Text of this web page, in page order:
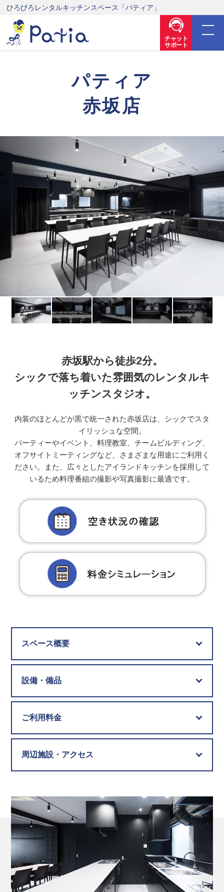
ひろびろレンタルキッチンスペース「パティア」
チャット
サポート
パティア
赤坂店
赤坂駅から徒歩2分。
シックで落ち着いた雰囲気のレンタルキ
ッチンスタジオ。
内装のほとんどが黒で統一された赤坂店は、シックでスタ
イリッシュな空間。
パーティーやイベント、料理教室、チームビルディング、
オフサイトミーティングなど、さまざまな用途にご利用く
ださい。また、広々としたアイランドキッチンを採用して
いるため料理番組の撮影や写真撮影に最適です。
スペース概要
設備・備品
ご利用料金
周辺施設・アクセス